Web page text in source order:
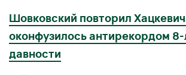
Шовковский повторил
оконфузилось антирекордом
давности